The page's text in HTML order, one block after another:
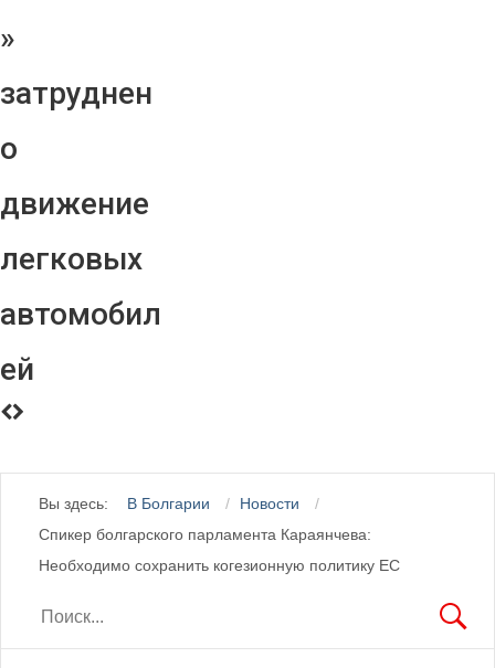
»
затруднен
о
движение
легковых
автомобил
ей
Вы здесь: В Болгарии
Новости
Спикер болгарского парламента Караянчева:
Необходимо сохранить когезионную политику ЕС